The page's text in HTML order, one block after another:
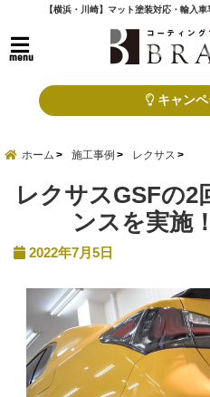
【横浜・川崎】マット塗装対応・輸入
menu
キャンペ
ホーム 施工事例 レクサス
レクサスGSFの2
ンスを実施
2022年7月5日